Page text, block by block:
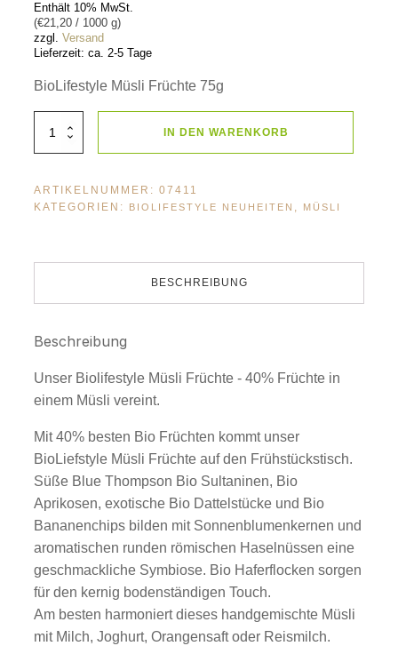
Enthält 10% MwSt.
(€21,20 / 1000 g)
zzgl.Versand
Lieferzeit: ca. 2-5 Tage
BioLifestyle Müsli Früchte 75g
BioLifestyle
Müsli
IN DEN WARENKORB
ARTIKELNUMMER:07411
KATEGORIEN:
BIOLIFESTYLE NEUHEITEN , MÜSLI
BESCHREIBUNG
Beschreibung
Unser Biolifestyle Müsli Früchte - 40% Früchte in
einem Müsli vereint.
Mit 40% besten Bio Früchten kommt unser
BioLiefstyle Müsli Früchte auf den Frühstückstisch.
Süße Blue Thompson Bio Sultaninen, Bio
Aprikosen, exotische Bio Dattelstücke und Bio
Bananenchips bilden mit Sonnenblumenkernen und
aromatischen runden römischen Haselnüssen eine
geschmackliche Symbiose. Bio Haferflocken sorgen
für den kernig bodenständigen Touch.
Am besten harmoniert dieses handgemischte Müsli
mit Milch, Joghurt, Orangensaft oder Reismilch.